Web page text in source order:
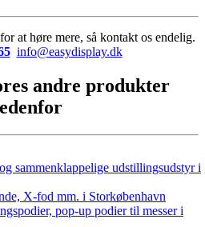
at høre mere, så kontakt os endelig.
info@easydisplay.dk
andre produkter